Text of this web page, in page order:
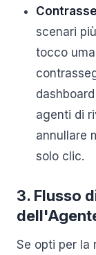
scenari
tocco
agenti di
annullare
solo clic.
3. Flusso
Se opti per la